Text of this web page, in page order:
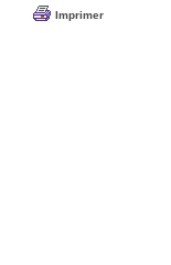
Imprimer